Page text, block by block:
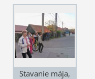
Podhradie
Stavanie mája,